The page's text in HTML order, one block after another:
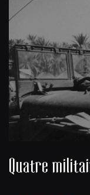
Quatre